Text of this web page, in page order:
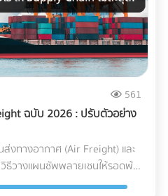
ที่ สำคัญกว่ากัน? (ตัว U เน้น
I เน้นความเร็วและลดคอขวด)
งสินค้าอยู่หรือเปล่า? การ
ดเริ่มต้น การก่อสร้างโครงสร้าง
System) ที่ได้มาตรฐาน
คือฟันเฟืองที่ช่วยให้ธุรกิจ
คุณกำลังมองหา บริษัทรับเหมา
อกแบบและติดตั้งระบบชั้นวาง
มืออาชีพ... ไม่ต้องเสีย
ำนักงานบัญชีมืออาชีพ” ไม่ได้
ฐาน เป็นได้มากกว่าแค่งาน
งจ่าย "ไม่ใช่ความสิ้นเปลือง แต่
มอยู่รอดขององค์กรด้วย 3
ดักจับ Red Flags ก่อนถึงมือ AI
พ (ที่มี CPA หรือ CPD ดูแล) จะ
ง
ยงสัดส่วนรายได้และค่าใช้จ่ายให้
วของข้อมูลก่อนยื่นต่อกรม
ยุคใหม่จะมีเครื่องมือและ
561
ฉบับ 2026 : ปรับตัวอย่าง
ส่งทางอากาศ (Air Freight) และ
ธีวางแผนซัพพลายเชนให้รอดพ้น
สติกส์ได้ที่ At-Once